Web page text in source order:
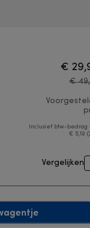
€
€
Inclusief btw-bedrag
€ 5,19
Vergelijken